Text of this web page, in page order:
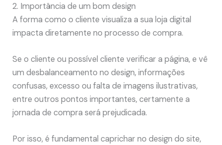
2. Importância de um bom design
A forma como o cliente visualiza a sua loja digital
impacta diretamente no processo de compra.
Se o cliente ou possível cliente verificar a página, e vê
um desbalanceamento no design, informações
confusas, excesso ou falta de imagens ilustrativas,
entre outros pontos importantes, certamente a
jornada de compra será prejudicada.
Por isso, é fundamental caprichar no design do site,